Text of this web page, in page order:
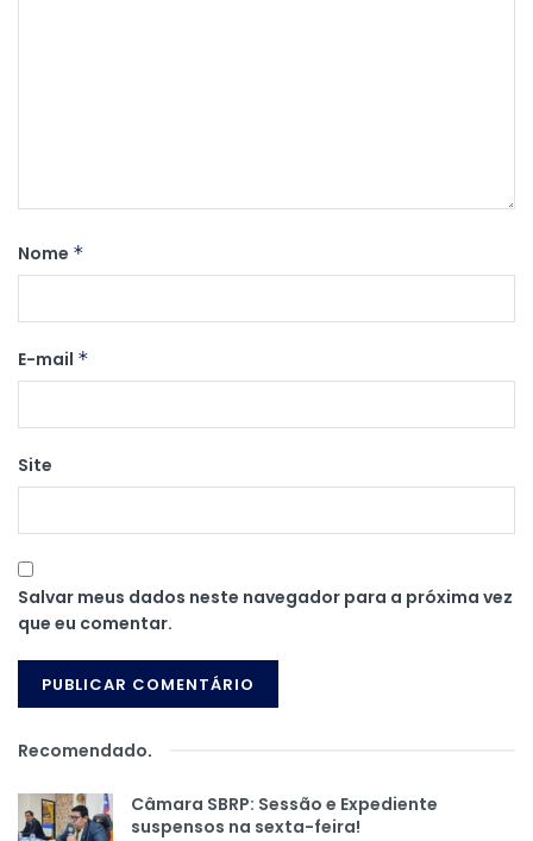
Nome *
E-mail *
Site
Salvar meus dados neste navegador para a próxima vez
que eu comentar.
Recomendado.
Câmara SBRP: Sessão e Expediente
suspensos na sexta-feira!